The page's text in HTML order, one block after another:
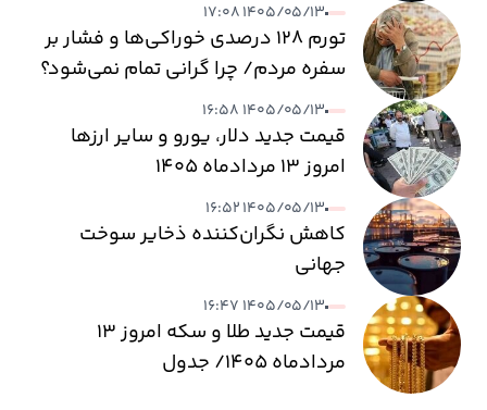
۱۴۰۵/۰۵/۱۳ ۱۷:۰۸
تورم ۱۲۸ درصدی خوراکی‌ها و فشار بر
سفره مردم/ چرا گرانی تمام نمی‌شود؟
۱۴۰۵/۰۵/۱۳ ۱۶:۵۸
قیمت جدید دلار، یورو و سایر ارزها
امروز ۱۳ مردادماه ۱۴۰۵
۱۴۰۵/۰۵/۱۳ ۱۶:۵۲
کاهش نگران‌کننده ذخایر سوخت
جهانی
۱۴۰۵/۰۵/۱۳ ۱۶:۴۷
قیمت جدید طلا و سکه امروز ۱۳
مردادماه ۱۴۰۵/ جدول